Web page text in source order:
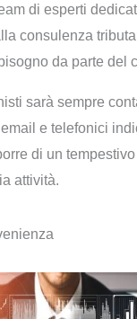
di esperti
consulenza
da parte del
sarà sempre
e telefonici
di un
attività.